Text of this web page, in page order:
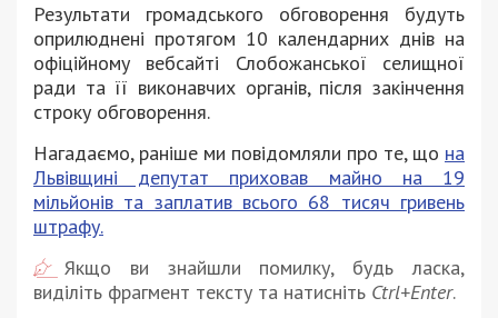
Результати громадського обговорення будуть
оприлюднені протягом 10 календарних днів на
офіційному вебсайті Слобожанської селищної
ради та її виконавчих органів, після закінчення
строку обговорення.
Нагадаємо, раніше ми повідомляли про те, що на
Львівщині депутат приховав майно на 19
мільйонів та заплатив всього 68 тисяч гривень
штрафу.
Якщо ви знайшли помилку, будь ласка,
виділіть фрагмент тексту та натисніть Ctrl+Enter.